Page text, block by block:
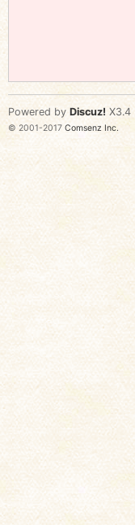
Powered by Discuz! X3.4
© 2001-2017 Comsenz Inc.